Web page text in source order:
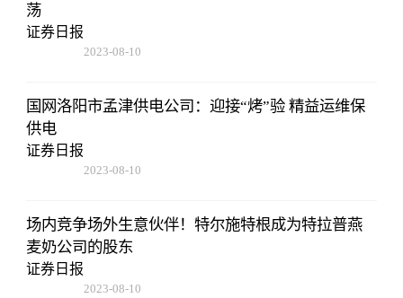
荡
证券日报
2023-08-10
国网洛阳市孟津供电公司：迎接“烤”验 精益运维保
供电
证券日报
2023-08-10
场内竞争场外生意伙伴！特尔施特根成为特拉普燕
麦奶公司的股东
证券日报
2023-08-10